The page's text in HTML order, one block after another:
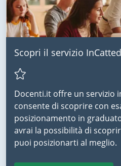
Scopri il servizio
Docenti.it offre un servizio
consente di scoprire con
posizionamento in
avrai la possibilità di
puoi posizionarti al meglio.